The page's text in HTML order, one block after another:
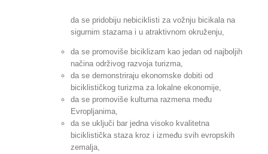
da se pridobiju nebiciklisti za vožnju bicikala na
sigurnim stazama i u atraktivnom okruženju,
da se promoviše biciklizam kao jedan od najboljih
načina održivog razvoja turizma,
da se demonstriraju ekonomske dobiti od
biciklističkog turizma za lokalne ekonomije,
da se promoviše kulturna razmena među
Evropljanima,
da se uključi bar jedna visoko kvalitetna
biciklistička staza kroz i između svih evropskih
zemalja,